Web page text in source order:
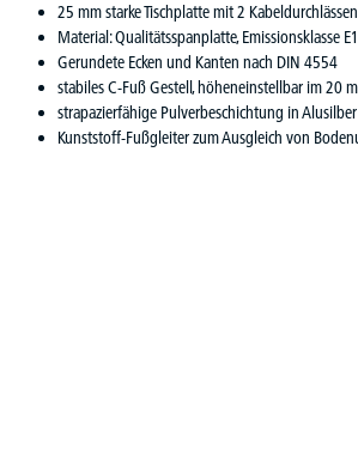
25 mm starke Tischplatte mit 2 Kabeldurchlässen
Material: Qualitätsspanplatte, Emissionsklasse
Gerundete Ecken und Kanten nach DIN 4554
stabiles C-Fuß Gestell, höheneinstellbar im 20
strapazierfähige Pulverbeschichtung in Alusilber
Kunststoff-Fußgleiter zum Ausgleich von